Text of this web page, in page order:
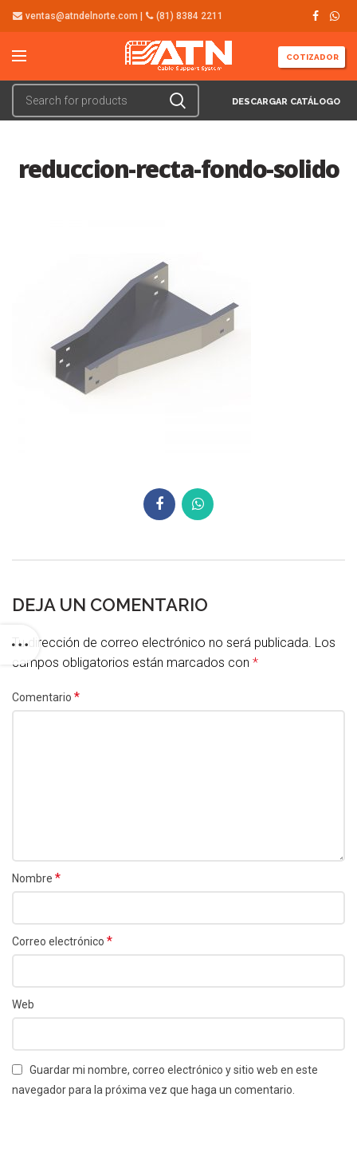
ventas@atndelnorte.com | (81) 8384 2211
COTIZADOR
DESCARGAR CATÁLOGO
reduccion-recta-fondo-solido
DEJA UN COMENTARIO
Tu dirección de correo electrónico no será publicada. Los
campos obligatorios están marcados con *
Comentario *
Nombre *
Correo electrónico *
Web
Guardar mi nombre, correo electrónico y sitio web en este
navegador para la próxima vez que haga un comentario.